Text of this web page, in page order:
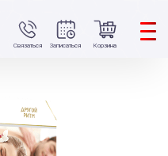
Связаться Записаться Корзина